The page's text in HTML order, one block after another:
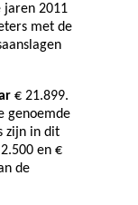
jaren 2011
met de
€ 21.899.
genoemde
zijn in dit
en €
de